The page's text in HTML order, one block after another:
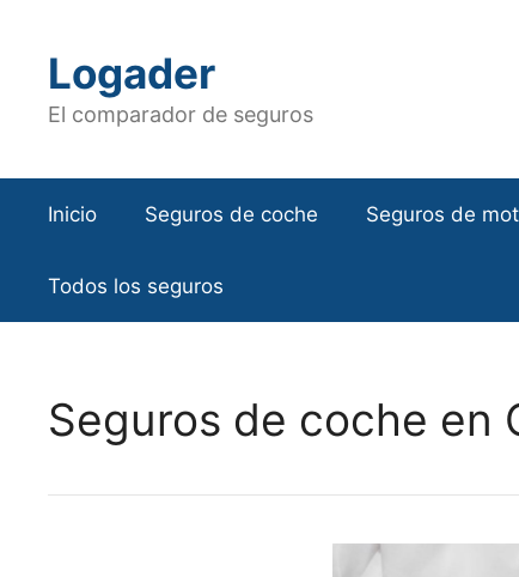
contenidoLogader
El comparador de seguros
Inicio Seguros de coche Seguros de
Todos los seguros
Seguros de coche en